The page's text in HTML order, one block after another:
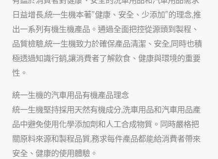
日益增長,統一生機本著”健康、安全、少添加”的理念,推
出一系列有機生機產品。通過全面把控從源頭到製程、
品質檢驗,統一生機致力於確保產品清潔、安全,同時也積
極透過知識行銷,讓消費者了解飲食、健康與環境的重要
性。
統一生機的汽車用品有機產品理念
統一生機堅持採用天然有機成分,洗車用品和汽車用品產
品中避免使用化學添加劑和人工合成物質。同時嚴格把
關原料來源和製程品質,務求每件產品都能給消費者帶來
安全、健康的使用體驗。